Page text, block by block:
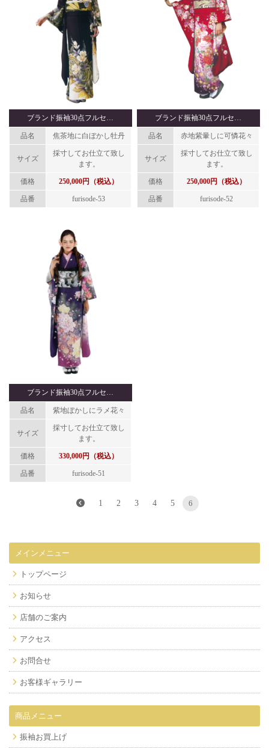
ブランド振袖30点フルセ…
品名 焦茶地に白ぼかし牡丹
サイズ
採寸してお仕立て致し
ます。
価格 250,000円（税込）
品番 furisode-53
ブランド振袖30点フルセ…
品名 赤地紫暈しに可憐花々
サイズ
採寸してお仕立て致し
ます。
価格 250,000円（税込）
品番 furisode-52
ブランド振袖30点フルセ…
品名 紫地ぼかしにラメ花々
サイズ
採寸してお仕立て致し
ます。
価格 330,000円（税込）
品番 furisode-51
1 2 3 4 5 6
メインメニュー
トップページ
お知らせ
店舗のご案内
アクセス
お問合せ
お客様ギャラリー
商品メニュー
振袖お買上げ